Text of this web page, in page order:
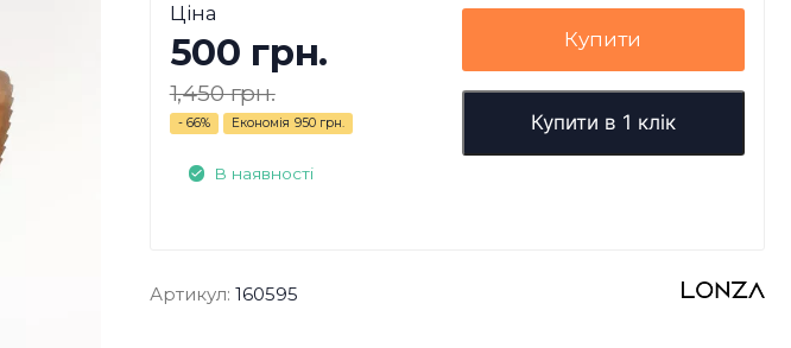
Ціна
500 грн.
1,450 грн.
- 66% Економія 950 грн.
В наявності
Купити
Купити в 1 клік
Артикул: 160595